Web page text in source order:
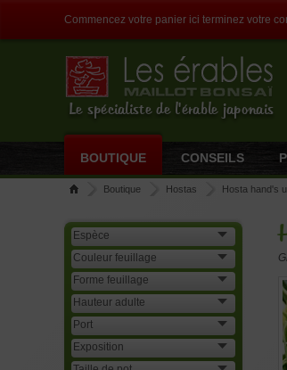
Commencez votre panier ici terminez votre
Le spécialiste de l'érable japonais
BOUTIQUE CONSEILS
Boutique Hostas Hosta hand's